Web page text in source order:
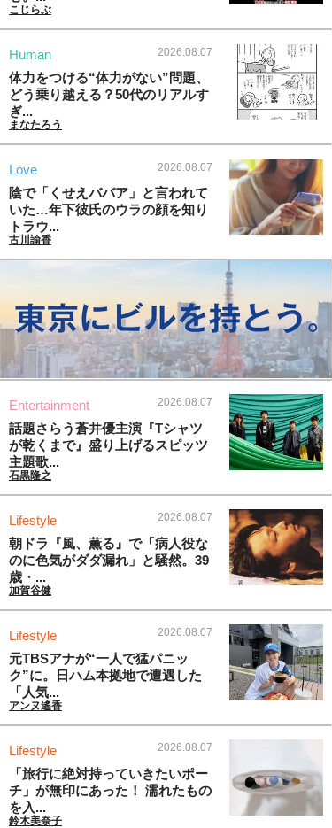
こじらぶ
Human 2026.08.07
体力をつける“体力がない”問題、
どう乗り越える？50代のリアルす
ぎ...
まなたろう
Love 2026.08.07
陰で「くせえババア」と言われて
いた…年下彼氏のウラの顔を知り
トラウ...
古川諭香
Entertainment 2026.08.07
話題さらう蒼井優主演『Tシャツ
が乾くまで』盛り上げるスピッツ
主題歌...
石黒隆之
Lifestyle 2026.08.07
朝ドラ『風、薫る』で「病人役な
のに色気がダダ漏れ」と騒然。39
歳・...
加賀谷健
Lifestyle 2026.08.07
元TBSアナが“一人で猛パニッ
ク”に。日ハム本拠地で遭遇した
「人気...
アンヌ遙香
Lifestyle 2026.08.07
「旅行に絶対持っていきたいポー
チ」が無印にあった！ 濡れたもの
を入...
鈴木美奈子